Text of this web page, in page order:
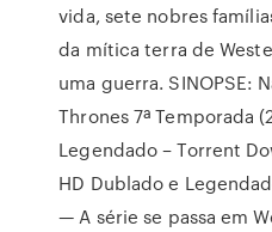
vida, sete nobres
da mítica terra de
uma guerra. SINOPSE:
Thrones 7ª Temporada
Legendado – Torrent
HD Dublado e
— A série se passa em